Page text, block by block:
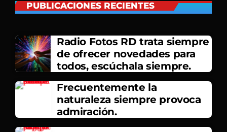
PUBLICACIONES RECIENTES
Radio Fotos RD trata siempre
de ofrecer novedades para
todos, escúchala siempre.
Frecuentemente la
naturaleza siempre provoca
admiración.